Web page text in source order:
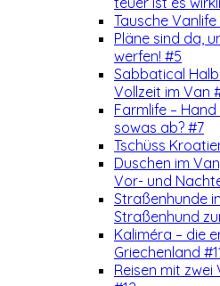
Tausche
Pläne sind da,
werfen! #5
Sabbatical
Vollzeit im Van
Farmlife –
sowas ab? #7
Tschüss
Duschen im
Vor- und
Straßenhunde
Straßenhund
Kaliméra – die
Griechenland
Reisen mit